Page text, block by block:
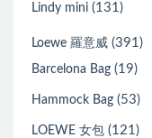
Lindy mini (131)
Loewe 羅意威 (391)
Barcelona Bag (19)
Hammock Bag (53)
LOEWE 女包 (121)